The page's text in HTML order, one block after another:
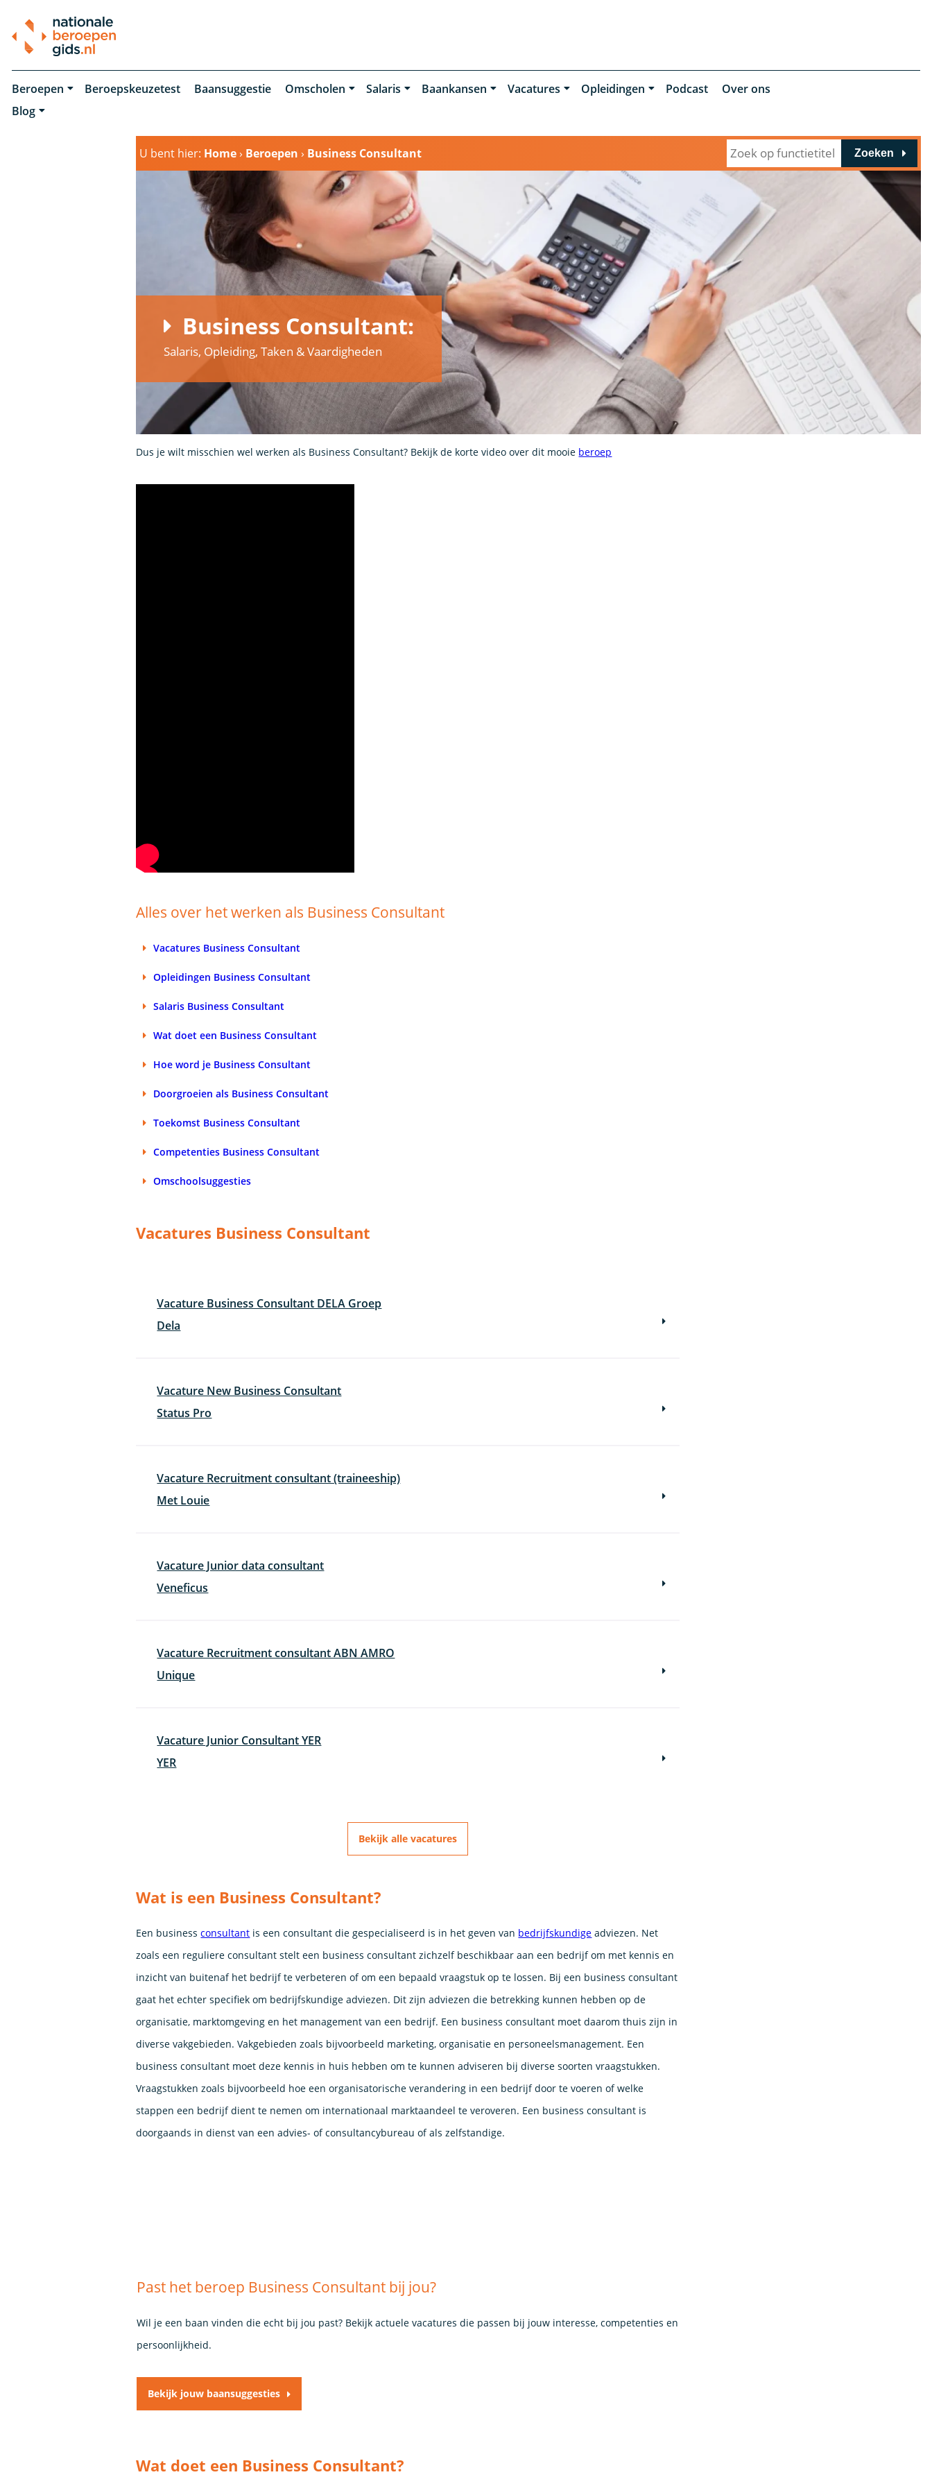
Beroepen Beroepskeuzetest Baansuggestie Omscholen Salaris Baankansen Vacatures Opleidingen Podcast
Over ons
Blog
U bent hier: Home› Beroepen › Business Consultant Zoeken
Business Consultant:
Salaris, Opleiding, Taken & Vaardigheden
Dus je wilt misschien wel werken als Business Consultant? Bekijk de korte video over dit mooie beroep
Alles over het werken als Business Consultant
Vacatures Business Consultant
Opleidingen Business Consultant
Salaris Business Consultant
Wat doet een Business Consultant
Hoe word je Business Consultant
Doorgroeien als Business Consultant
Toekomst Business Consultant
Competenties Business Consultant
Omschoolsuggesties
Vacatures Business Consultant
Vacature Business Consultant DELA Groep
Dela
Vacature New Business Consultant
Status Pro
Vacature Recruitment consultant (traineeship)
Met Louie
Vacature Junior data consultant
Veneficus
Vacature Recruitment consultant ABN AMRO
Unique
Vacature Junior Consultant YER
YER
Bekijk alle vacatures
Wat is een Business Consultant?
Een businessconsultant is een consultant die gespecialiseerd is in het geven van bedrijfskundige adviezen. Net
zoals een reguliere consultant stelt een business consultant zichzelf beschikbaar aan een bedrijf om met kennis en
inzicht van buitenaf het bedrijf te verbeteren of om een bepaald vraagstuk op te lossen. Bij een business consultant
gaat het echter specifiek om bedrijfskundige adviezen. Dit zijn adviezen die betrekking kunnen hebben op de
organisatie, marktomgeving en het management van een bedrijf. Een business consultant moet daarom thuis zijn in
diverse vakgebieden. Vakgebieden zoals bijvoorbeeld marketing, organisatie en personeelsmanagement. Een
business consultant moet deze kennis in huis hebben om te kunnen adviseren bij diverse soorten vraagstukken.
Vraagstukken zoals bijvoorbeeld hoe een organisatorische verandering in een bedrijf door te voeren of welke
stappen een bedrijf dient te nemen om internationaal marktaandeel te veroveren. Een business consultant is
doorgaands in dienst van een advies- of consultancybureau of als zelfstandige.
Past het beroep Business Consultant bij jou?
Wil je een baan vinden die echt bij jou past? Bekijk actuele vacatures die passen bij jouw interesse, competenties en
persoonlijkheid.
Bekijk jouw baansuggesties
Wat doet een Business Consultant?